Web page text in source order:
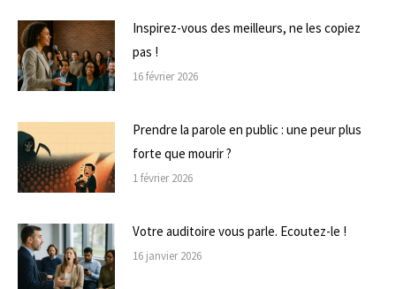
Inspirez-vous des meilleurs, ne les copiez
pas !
16 février 2026
Prendre la parole en public : une peur plus
forte que mourir ?
1 février 2026
Votre auditoire vous parle. Ecoutez-le !
16 janvier 2026